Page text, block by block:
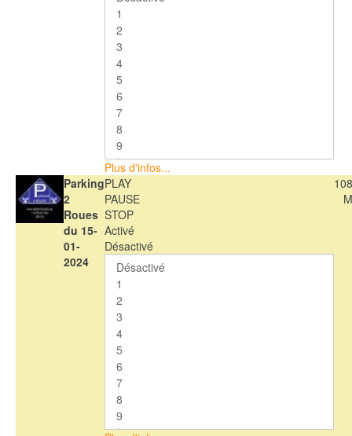
Plus d'infos...
Parking
2
Roues
du 15-
01-
2024
PLAY
PAUSE
STOP
Activé
Désactivé